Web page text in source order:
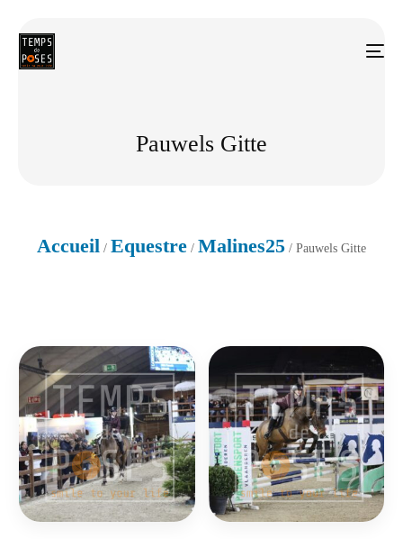
Pauwels Gitte
Accueil / Equestre / Malines25 / Pauwels Gitte